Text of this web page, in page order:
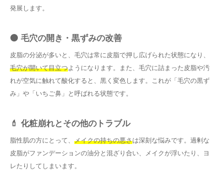
発展します。
⚫ 毛穴の開き・黒ずみの改善
皮脂の分泌が多いと、毛穴は常に皮脂で押し広げられた状態になり、
毛穴が開いて目立つようになります。また、毛穴に詰まった皮脂や汚
れが空気に触れて酸化すると、黒く変色します。これが「毛穴の黒ず
み」や「いちご鼻」と呼ばれる状態です。
💄 化粧崩れとその他のトラブル
脂性肌の方にとって、 メイクの持ちの悪さは深刻な悩みです。過剰な
皮脂がファンデーションの油分と混ざり合い、メイクが浮いたり、ヨ
レたりしてしまいます。